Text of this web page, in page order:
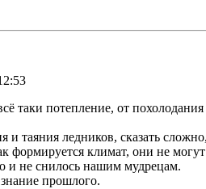
таки потепление, от
и таяния ледников, сказать
формируется климат, они не
и не снилось нашим мудрецам.
прошлого.